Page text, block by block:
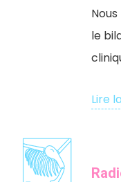
le
Lire